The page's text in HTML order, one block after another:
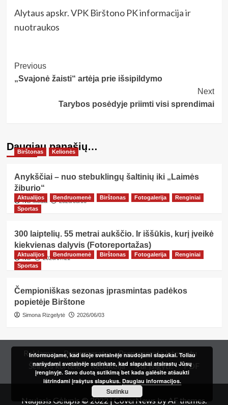
Alytaus apskr. VPK Birštono PK informacija ir
nuotraukos
Post
Navigation
Previous
„Svajonė žaisti“ artėja prie išsipildymo
Next
Tarybos posėdyje priimti visi sprendimai
Daugiau panašių…
Birštonas Kelionės
Anykščiai – nuo stebuklingų šaltinių iki „Laimės
žiburio“
NG Media 2026/08/06
Aktualijos Bendruomenė Birštonas Fotogalerija
Renginiai
Sportas
300 laiptelių. 55 metrai aukščio. Ir iššūkis, kurį įveikė
kiekvienas dalyvis (Fotoreportažas)
NG 2026/07/21
Aktualijos Bendruomenė Birštonas Fotogalerija
Renginiai
Sportas
Čempioniškas sezonas įprasmintas padėkos
popietėje Birštone
Simona Rizgelytė 2026/06/03
Reklama Prenumerata
Prenumerata internetu
Šeimos kortelė
Redakcija Kur įsigyti? PDF
Naujasis Gėlupis © 2022|CoverNews by AF themes.
Informuojame, kad šioje svetainėje naudojami slapukai. Toliau
naršydami svetainėje sutinkate, kad slapukai atsirastų Jūsų
įrenginyje. Savo duotą sutikimą bet kada galėsite atšaukti
ištrindami įrašytus slapukus. Daugiau informacijos.
Sutinku